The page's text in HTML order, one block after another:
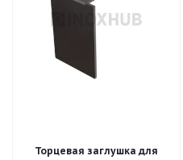
Торцевая заглушка для